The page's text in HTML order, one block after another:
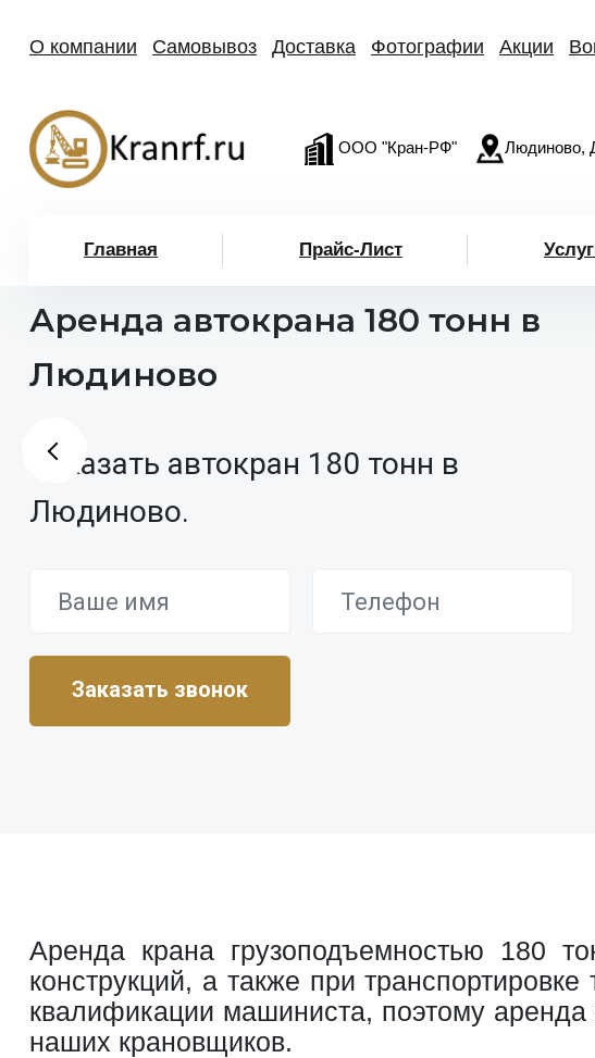
О компании Самовывоз Доставка Фотографии Акции
ООО "Кран-РФ" Людиново,
Главная Прайс-Лист
Аренда автокрана 180 тонн в
Людиново
Заказать автокран 180 тонн в
Людиново.
Аренда крана грузоподъемностью 180
конструкций, а также при
квалификации машиниста, поэтому
наших крановщиков.